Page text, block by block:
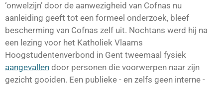
‘onwelzijn’ door de aanwezigheid van Cofnas nu
aanleiding geeft tot een formeel onderzoek, bleef
bescherming van Cofnas zelf uit. Nochtans werd hij na
een lezing voor het Katholiek Vlaams
Hoogstudentenverbond in Gent tweemaal fysiek
aangevallen door personen die voorwerpen naar zijn
gezicht gooiden. Een publieke - en zelfs geen interne -